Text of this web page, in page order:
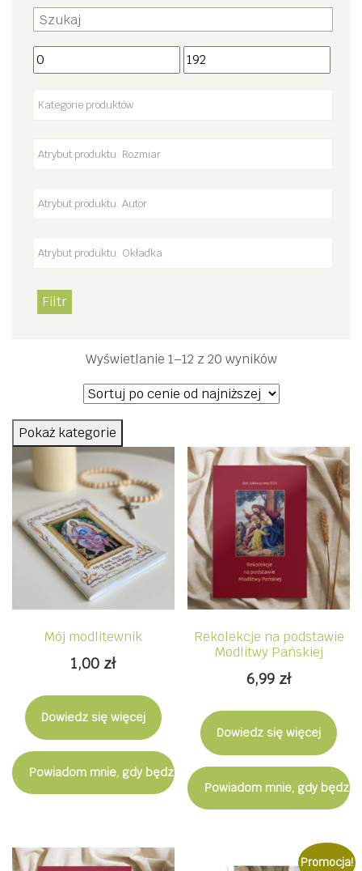
Filtr
Wyświetlanie 1–12 z 20 wynikówPosortowane
według
ceny:
niskiej
wysokiej
Pokaż kategorie
Mój modlitewnik
1,00 zł
Dowiedz się więcej
Powiadom mnie, gdy będzie dostępny
Rekolekcje na podstawie
Modlitwy Pańskiej
6,99 zł
Dowiedz się więcej
Powiadom mnie, gdy
Promocja!